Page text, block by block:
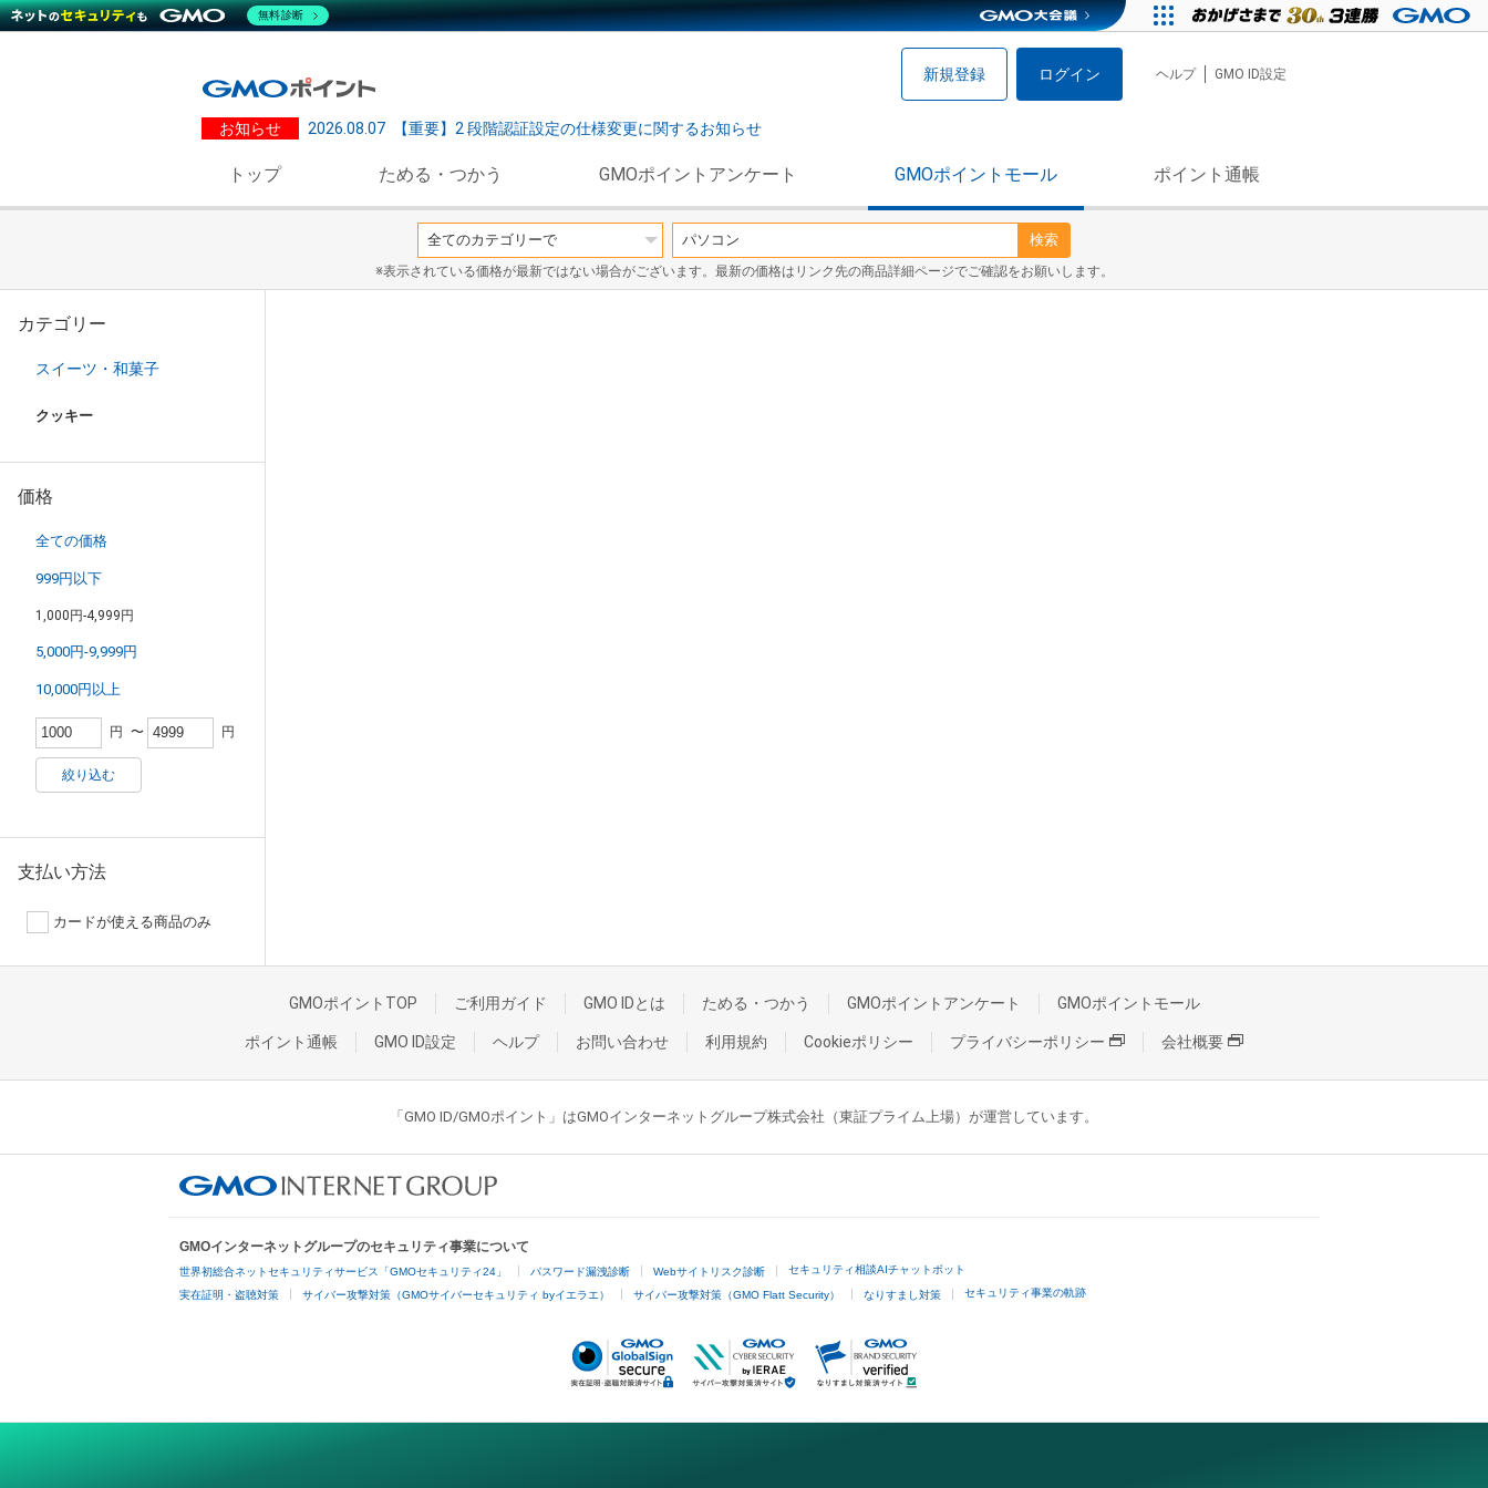
新規登録 ログイン ヘルプ GMO ID設定
お知らせ 2026.08.07 【重要】2 段階認証設定の仕様変更に関するお知らせ
トップ ためる・つかう GMOポイントアンケート GMOポイントモール ポイント通帳
検索
※表示されている価格が最新ではない場合がございます。最新の価格はリンク先の商品詳細ページでご確認をお願いします。
カテゴリー
スイーツ・和菓子
クッキー
価格
全ての価格
999円以下
1,000円-4,999円
5,000円-9,999円
10,000円以上
円 〜 円
絞り込む
支払い方法
カードが使える商品のみ
GMOポイントTOP ご利用ガイド GMO IDとは ためる・つかう GMOポイントアンケート GMOポイントモール
ポイント通帳 GMO ID設定 ヘルプ お問い合わせ 利用規約 Cookieポリシー プライバシーポリシー 会社概要
「GMO ID/GMOポイント」はGMOインターネットグループ株式会社（東証プライム上場）が運営しています。
GMOインターネットグループのセキュリティ事業について
世界初総合ネットセキュリティサービス「GMOセキュリティ24」 パスワード漏洩診断 Webサイトリスク診断 セキュリティ相談AIチャットボット
実在証明・盗聴対策 サイバー攻撃対策（GMOサイバーセキュリティ byイエラエ） サイバー攻撃対策（GMO Flatt Security） なりすまし対策 セキュリティ事業の軌跡
無料診断